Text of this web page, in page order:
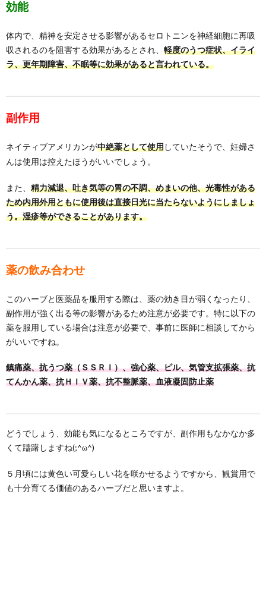
効能
体内で、精神を安定させる影響があるセロトニンを神経細胞に再吸
収されるのを阻害する効果があるとされ、 軽度のうつ症状、イライ
ラ、更年期障害、不眠等に効果があると言われている。
副作用
ネイティブアメリカンが中絶薬として使用 していたそうで、妊婦さ
んは使用は控えたほうがいいでしょう。
また、 精力減退、吐き気等の胃の不調、めまいの他、光毒性がある
ため内用外用ともに使用後は直接日光に当たらないようにしましょ
う。湿疹等ができることがあります。
薬の飲み合わせ
このハーブと医薬品を服用する際は、薬の効き目が弱くなったり、
副作用が強く出る等の影響があるため注意が必要です。特に以下の
薬を服用している場合は注意が必要で、事前に医師に相談してから
がいいですね。
鎮痛薬、抗うつ薬（ＳＳＲＩ）、強心薬、ピル、気管支拡張薬、抗
てんかん薬、抗ＨＩＶ薬、抗不整脈薬、血液凝固防止薬
どうでしょう、効能も気になるところですが、副作用もなかなか多
くて躊躇しますね(;^ω^)
５月頃には黄色い可愛らしい花を咲かせるようですから、観賞用で
も十分育てる価値のあるハーブだと思いますよ。